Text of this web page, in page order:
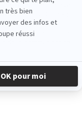
les collaborations avec
façonnent l’image
requièrent une
culture mode pointue,
:
gestion de l'image